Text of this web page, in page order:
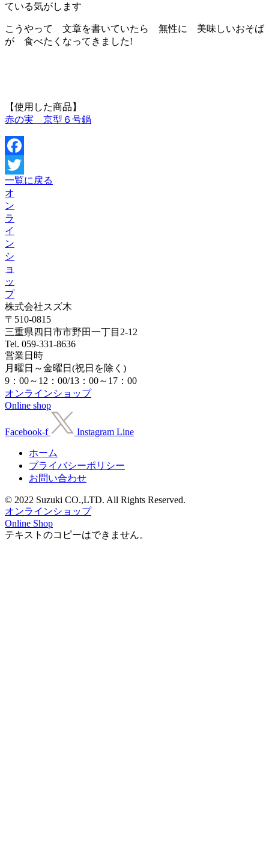
ている気がします
こうやって 文章を書いていたら 無性に 美味しいおそば
が 食べたくなってきました!
【使用した商品】
赤の実 京型６号鍋
Facebook
Twitter
一覧に戻る
オ
ン
ラ
イ
ン
シ
ョ
ッ
プ
株式会社スズ木
〒510-0815
三重県四日市市野田一丁目2-12
Tel. 059-331-8636
営業日時
月曜日～金曜日(祝日を除く)
9：00～12：00/13：00～17：00
オンラインショップ
Online shop
Facebook-f Instagram Line
ホーム
プライバシーポリシー
お問い合わせ
© 2022 Suzuki CO.,LTD. All Rights Reserved.
オンラインショップ
Online Shop
テキストのコピーはできません。